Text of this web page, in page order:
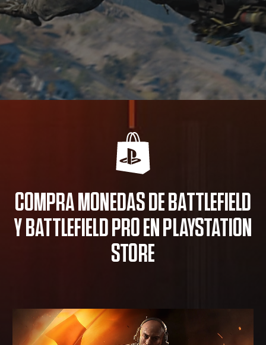
COMPRA MONEDAS DE BATTLEFIELD
Y BATTLEFIELD PRO EN PLAYSTATION
STORE